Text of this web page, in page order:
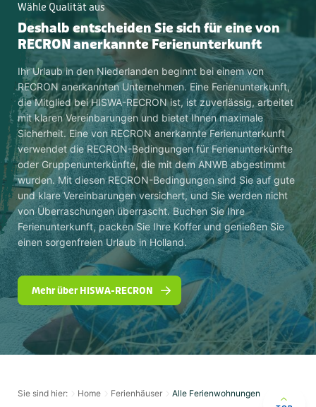
Wähle Qualität aus
Deshalb entscheiden Sie sich für eine von
RECRON anerkannte Ferienunterkunft
Ihr Urlaub in den Niederlanden beginnt bei einem von
RECRON anerkannten Unternehmen. Eine Ferienunterkunft,
die Mitglied bei HISWA-RECRON ist, ist zuverlässig, arbeitet
mit klaren Vereinbarungen und bietet Ihnen maximale
Sicherheit. Eine von RECRON anerkannte Ferienunterkunft
verwendet die RECRON-Bedingungen für Ferienunterkünfte
oder Gruppenunterkünfte, die mit dem ANWB abgestimmt
wurden. Mit diesen RECRON-Bedingungen sind Sie auf gute
und klare Vereinbarungen versichert, und Sie werden nicht
von Überraschungen überrascht. Buchen Sie Ihre
Ferienunterkunft, packen Sie Ihre Koffer und genießen Sie
einen sorgenfreien Urlaub in Holland.
Mehr über HISWA-RECRON
Sie sind hier: Home Ferienhäuser Alle Ferienwohnungen